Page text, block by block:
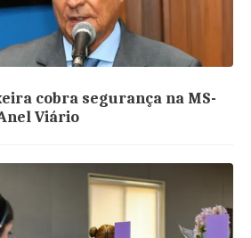
cobra segurança na MS-
Viário